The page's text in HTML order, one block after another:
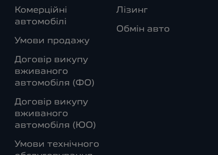
Комерційні
автомобілі
Умови продажу
Договір викупу
вживаного
автомобіля (ФО)
Договір викупу
вживаного
автомобіля (ЮО)
Умови технічного
Лізинг
Обмін авто